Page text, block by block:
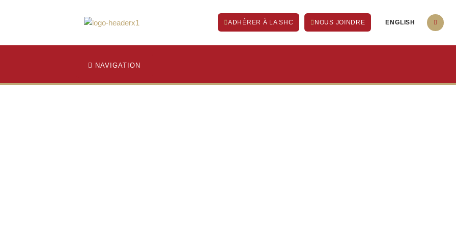
ADHÉRER À LA SHC NOUS JOINDRE ENGLISH
NAVIGATION